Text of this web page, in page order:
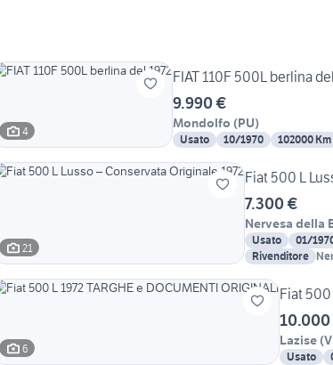
4
FIAT 110F 500L berlina
9.990 €
Mondolfo (PU)
Usato 10/1970 102000 Km
21
Fiat 500 L
7.300 €
Nervesa della
Usato 01/
Rivenditore
6
Fiat 500
Lazise (
Usato